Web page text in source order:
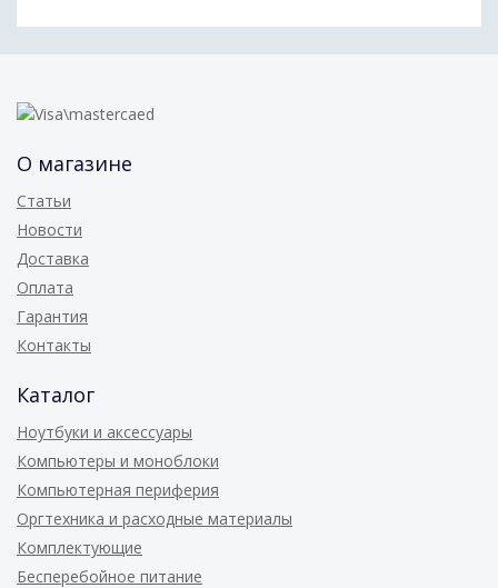
О магазине
Статьи
Новости
Доставка
Оплата
Гарантия
Контакты
Каталог
Ноутбуки и аксессуары
Компьютеры и моноблоки
Компьютерная периферия
Оргтехника и расходные материалы
Комплектующие
Бесперебойное питание